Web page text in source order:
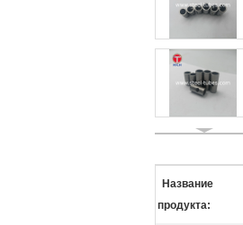
Название
продукта: